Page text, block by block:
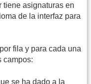
tiene asignaturas en
de la interfaz para
fila y para cada una
campos:
se ha dado a la